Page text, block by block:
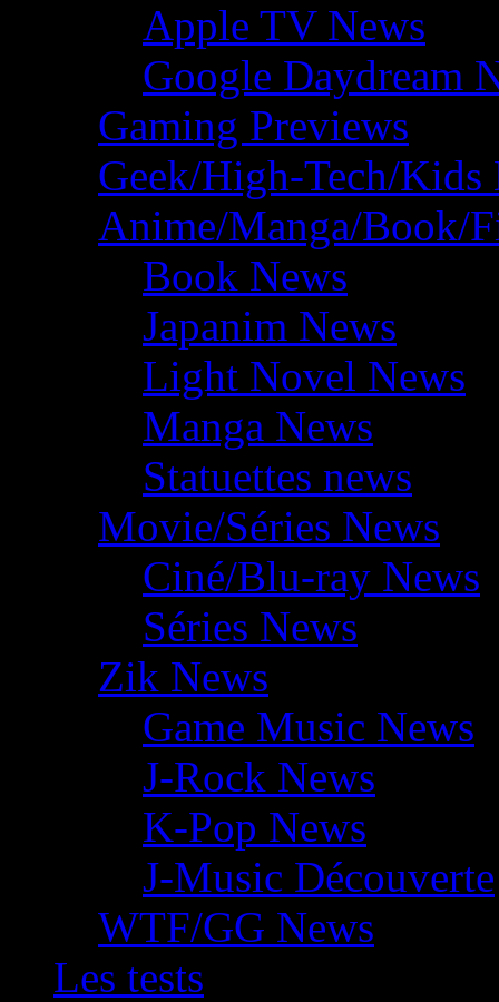
Apple TV News
Google Daydream
Gaming Previews
Geek/High-Tech/Kids
Anime/Manga/Book/
Book News
Japanim News
Light Novel News
Manga News
Statuettes news
Movie/Séries News
Ciné/Blu-ray News
Séries News
Zik News
Game Music News
J-Rock News
K-Pop News
J-Music Découverte
WTF/GG News
Les tests